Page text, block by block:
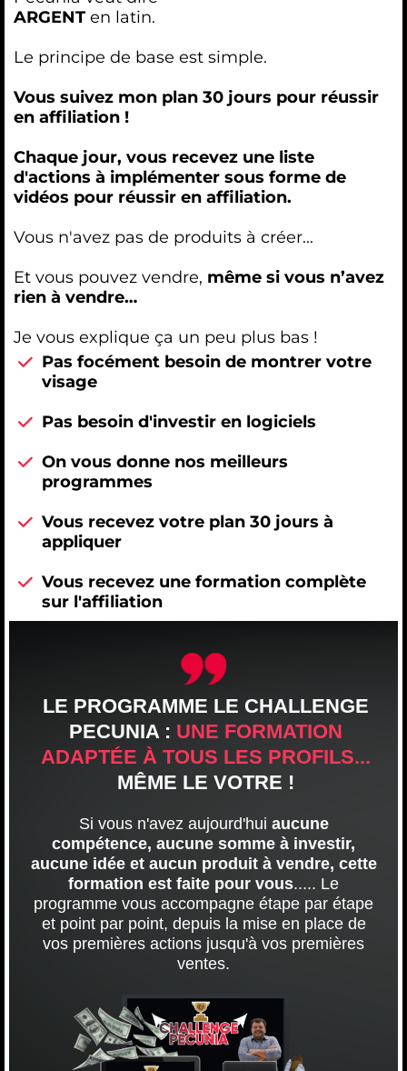
ARGENT en latin.
Le principe de base est simple.
Vous suivez mon plan 30 jours pour réussir
en affiliation !
Chaque jour, vous recevez une liste
d'actions à implémenter sous forme de
vidéos pour réussir en affiliation.
Vous n'avez pas de produits à créer...
Et vous pouvez vendre, même si vous n’avez
rien à vendre…
Je vous explique ça un peu plus bas !
Pas focément besoin de montrer votre
visage
Pas besoin d'investir en logiciels
On vous donne nos meilleurs
programmes
Vous recevez votre plan 30 jours à
appliquer
Vous recevez une formation complète
sur l'affiliation
LE PROGRAMME LE CHALLENGE
PECUNIA : UNE FORMATION
ADAPTÉE À TOUS LES PROFILS...
MÊME LE VOTRE !
Si vous n'avez aujourd'hui aucune
compétence, aucune somme à investir,
aucune idée et aucun produit à vendre, cette
formation est faite pour vous..... Le
programme vous accompagne étape par étape
et point par point, depuis la mise en place de
vos premières actions jusqu'à vos premières
ventes.